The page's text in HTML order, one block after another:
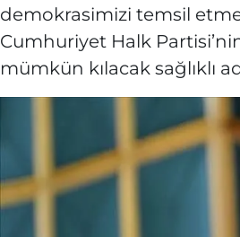
demokrasimizi temsil
Cumhuriyet Halk
mümkün kılacak sağlıklı